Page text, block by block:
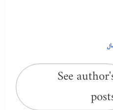
See